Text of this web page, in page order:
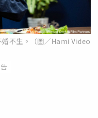
不生。（圖／Hami Video